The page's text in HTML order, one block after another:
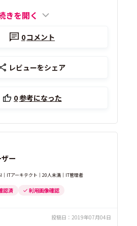
きを開く
0コメント
レビューをシェア
0参考になった
ー
｜ITアーキテクト｜20人未満｜IT管理者
認済 利用画像確認
投稿日： 2019年07月04日